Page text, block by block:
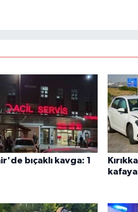
bıçaklı kavga: 1
kafaya